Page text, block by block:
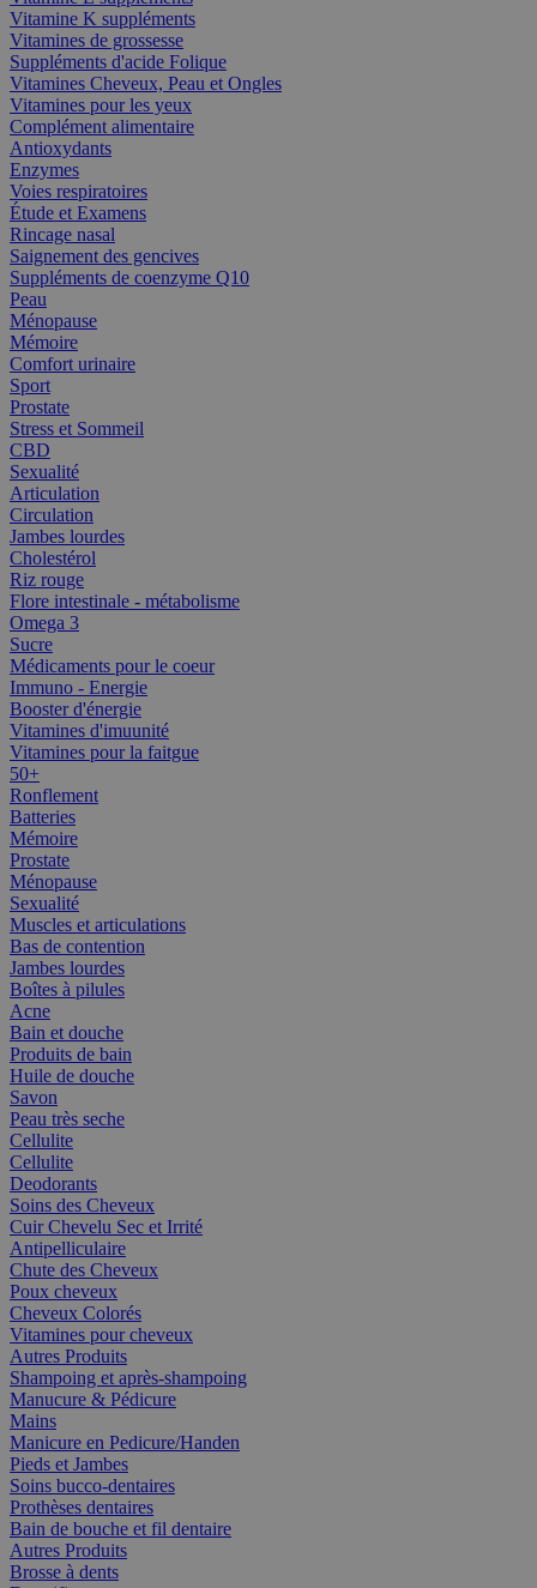
Vitamine K suppléments
Vitamines de grossesse
Suppléments d'acide Folique
Vitamines Cheveux, Peau et Ongles
Vitamines pour les yeux
Complément alimentaire
Antioxydants
Enzymes
Voies respiratoires
Étude et Examens
Rincage nasal
Saignement des gencives
Suppléments de coenzyme Q10
Peau
Ménopause
Mémoire
Comfort urinaire
Sport
Prostate
Stress et Sommeil
CBD
Sexualité
Articulation
Circulation
Jambes lourdes
Cholestérol
Riz rouge
Flore intestinale - métabolisme
Omega 3
Sucre
Médicaments pour le coeur
Immuno - Energie
Booster d'énergie
Vitamines d'imuunité
Vitamines pour la faitgue
50+
Ronflement
Batteries
Mémoire
Prostate
Ménopause
Sexualité
Muscles et articulations
Bas de contention
Jambes lourdes
Boîtes à pilules
Acne
Bain et douche
Produits de bain
Huile de douche
Savon
Peau très seche
Cellulite
Cellulite
Deodorants
Soins des Cheveux
Cuir Chevelu Sec et Irrité
Antipelliculaire
Chute des Cheveux
Poux cheveux
Cheveux Colorés
Vitamines pour cheveux
Autres Produits
Shampoing et après-shampoing
Manucure & Pédicure
Mains
Manicure en Pedicure/Handen
Pieds et Jambes
Soins bucco-dentaires
Prothèses dentaires
Bain de bouche et fil dentaire
Autres Produits
Brosse à dents